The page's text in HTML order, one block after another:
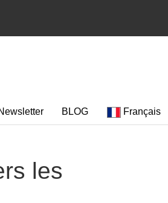
BLOG Français
les